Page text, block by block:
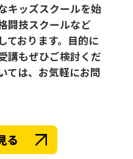
キッズスクールを始
闘技スクールなど
ております。目的に
講もぜひご検討くだ
ては、お気軽にお問
る